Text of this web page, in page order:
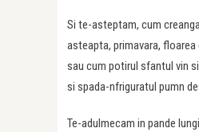
Si te-asteptam, cum
asteapta, primavara, floarea
sau cum potirul sfantul vin
si spada-nfriguratul pumn
Te-adulmecam in pande